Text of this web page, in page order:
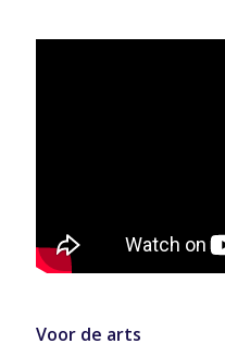
Voor de arts